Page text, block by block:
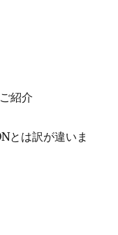
紹介
とは訳が違いま